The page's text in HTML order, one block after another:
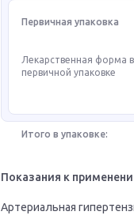
Первичная упаковка
Лекарственная форма
первичной упаковке
Итого в упаковке:
Показания к
Артериальная